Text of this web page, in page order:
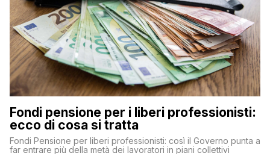
Fondi pensione per i liberi professionisti:
ecco di cosa si tratta
Fondi Pensione per liberi professionisti: così il Governo punta a
far entrare più della metà dei lavoratori in piani collettivi